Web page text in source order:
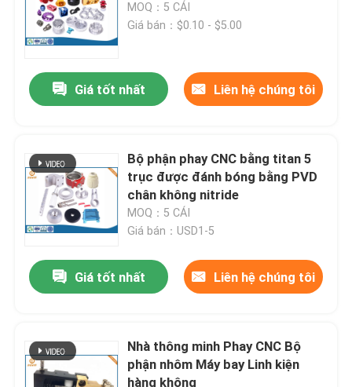
MOQ：5 CÁI
Giá bán：$0.10 - $5.00
Giá tốt nhất Liên hệ chúng tôi
Bộ phận phay CNC bằng titan 5
trục được đánh bóng bằng PVD
chân không nitride
MOQ：5 CÁI
Giá bán：USD1-5
Giá tốt nhất Liên hệ chúng tôi
Nhà thông minh Phay CNC Bộ
phận nhôm Máy bay Linh kiện
hàng không